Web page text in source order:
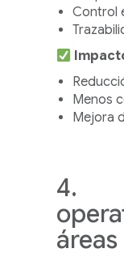
Control
Menos
Mejora
4.
áreas